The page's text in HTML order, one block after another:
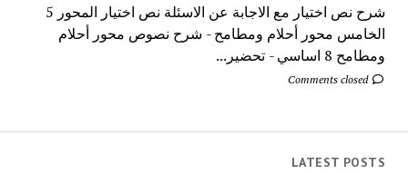
شرح نص اختيار مع الاجابة عن الاسئلة نص اختيار المحور 5
الخامس محور أحلام ومطامح - شرح نصوص محور أحلام
ومطامح 8 اساسي - تحضير...
Comments closed
LATEST POSTS